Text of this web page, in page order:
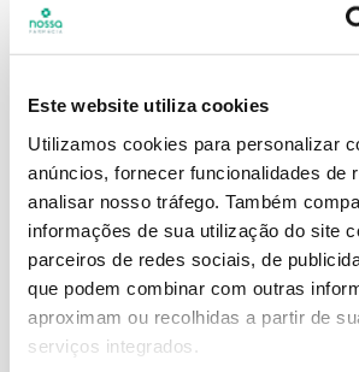
Este website utiliza cookies
Utilizamos cookies para personalizar
anúncios, fornecer funcionalidades de
analisar nosso tráfego. Também
informações de sua utilização do site
parceiros de redes sociais, de
que podem combinar com outras
aproximam ou recolhidas a partir de
serviços integrados.
VITARAPID
Vitarapid D Comp 20
7, 80 €
ADICIONAR